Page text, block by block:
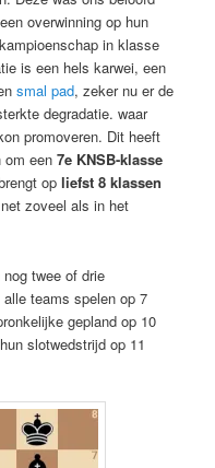
overwinning op hun
in klasse
is een hels karwei, een
smal pad, zeker nu er de
degradatie. waar
promoveren. Dit heeft
om een7e KNSB-klasse
opliefst 8 klassen
zoveel als in het
twee of drie
teams spelen op 7
gepland op 10
slotwedstrijd op 11